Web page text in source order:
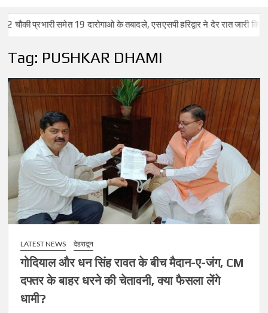
19 दारोगाओ के तबादले, एसएसपी हरिद्वार ने देर रात जारी किए आदेश।
Tag: PUSHKAR DHAMI
LATEST NEWS देहरादून
गोदियाल और धन सिंह रावत के बीच मैदान-ए-जंग, CM
दफ्तर के बाहर धरने की चेतावनी, क्या फैसला लेंगे
धामी?